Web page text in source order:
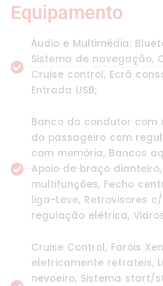
Equipamento
Áudio e Multimédia:
Sistema de navegação,
Cruise control, Ecrã
Entrada USB;
Banco do condutor com
do passageiro com
com memória, Bancos
Apoio de braço
multifunções, Fecho
liga-Leve, Retrovisores
regulação elétrica,
Cruise Control, Faróis
eletricamente retrateis,
nevoeiro, Sistema start/